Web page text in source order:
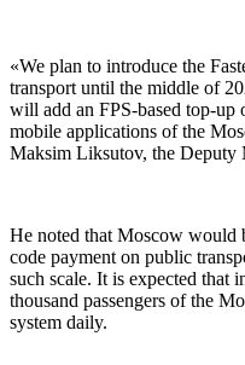
«We plan to introduce the
transport until the middle of
will add an FPS-based top-up
mobile applications of the
Maksim Liksutov, the Deputy
He noted that Moscow would
code payment on public
such scale. It is expected that
thousand passengers of the
system daily.